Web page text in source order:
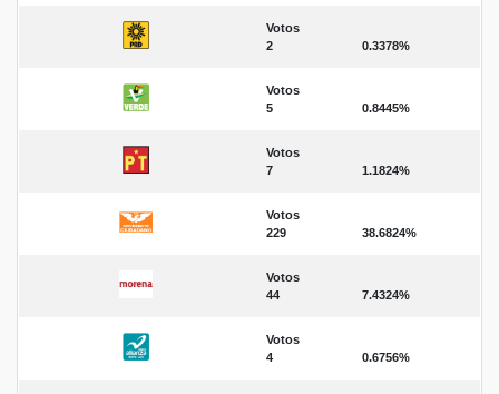
Votos
2
0.3378%
Votos
5
0.8445%
Votos
7
1.1824%
Votos
229
38.6824%
Votos
44
7.4324%
Votos
4
0.6756%